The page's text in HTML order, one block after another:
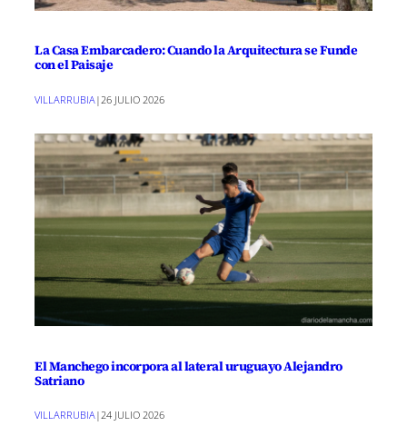
La Casa Embarcadero: Cuando la Arquitectura se Funde
con el Paisaje
VILLARRUBIA|26 JULIO 2026
El Manchego incorpora al lateral uruguayo Alejandro
Satriano
VILLARRUBIA|24 JULIO 2026